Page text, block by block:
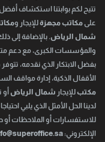
تتيح لكم بوابتنا استكشاف أفضل
على مكاتب مجهزةللإيجار و
شمال الرياض. بالإضافة إلى
والمؤسسات الكبرى، مع دعم
بفضل الابتكار الذي نقدمه،
الأقفال الذكية، إدارة مواقف
مكتبللإيجار شمال الرياض
لدينا الحل الأمثل الذي يلبي
للاستفسارات أو الملاحظات أو
الإلكتروني: